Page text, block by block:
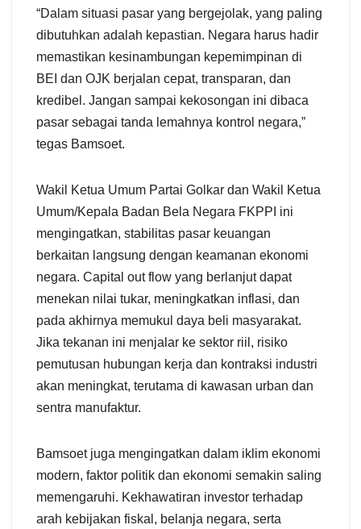
“Dalam situasi pasar yang bergejolak, yang paling
dibutuhkan adalah kepastian. Negara harus hadir
memastikan kesinambungan kepemimpinan di
BEI dan OJK berjalan cepat, transparan, dan
kredibel. Jangan sampai kekosongan ini dibaca
pasar sebagai tanda lemahnya kontrol negara,”
tegas Bamsoet.
Wakil Ketua Umum Partai Golkar dan Wakil Ketua
Umum/Kepala Badan Bela Negara FKPPI ini
mengingatkan, stabilitas pasar keuangan
berkaitan langsung dengan keamanan ekonomi
negara. Capital out flow yang berlanjut dapat
menekan nilai tukar, meningkatkan inflasi, dan
pada akhirnya memukul daya beli masyarakat.
Jika tekanan ini menjalar ke sektor riil, risiko
pemutusan hubungan kerja dan kontraksi industri
akan meningkat, terutama di kawasan urban dan
sentra manufaktur.
Bamsoet juga mengingatkan dalam iklim ekonomi
modern, faktor politik dan ekonomi semakin saling
memengaruhi. Kekhawatiran investor terhadap
arah kebijakan fiskal, belanja negara, serta